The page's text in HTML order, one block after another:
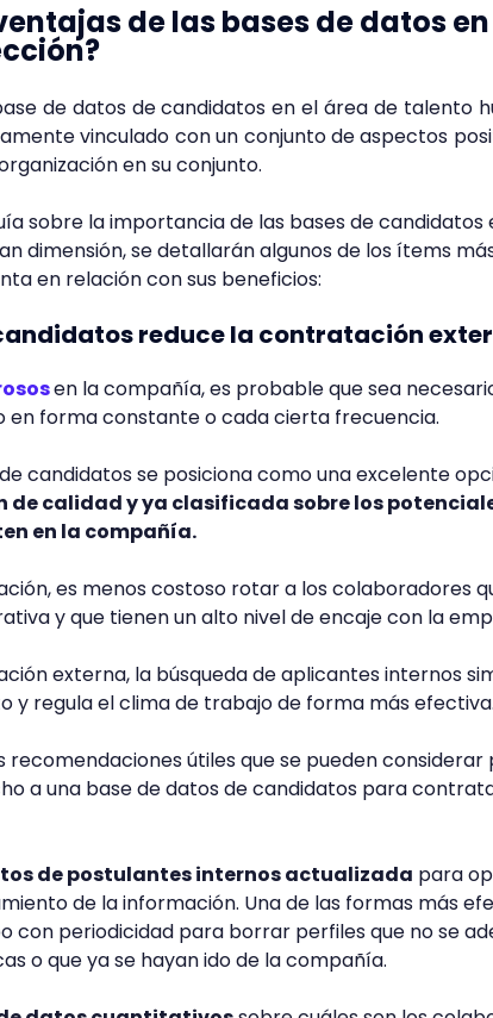
de las bases de datos
de datos de candidatos en el área de talento
vinculado con un conjunto de aspectos
en su conjunto.
sobre la importancia de las bases de candidatos
dimensión, se detallarán algunos de los ítems
en relación con sus beneficios:
reduce la contratación
en la compañía, es probable que sea
en forma constante o cada cierta frecuencia.
candidatos se posiciona como una excelente
de calidad y ya clasificada sobre los
en la compañía.
es menos costoso rotar a los colaboradores
y que tienen un alto nivel de encaje con la
externa, la búsqueda de aplicantes internos
y regula el clima de trabajo de forma más efectiva.
recomendaciones útiles que se pueden considerar
a una base de datos de candidatos para
de postulantes internos actualizada para
de la información. Una de las formas más
con periodicidad para borrar perfiles que no se
o que ya se hayan ido de la compañía.